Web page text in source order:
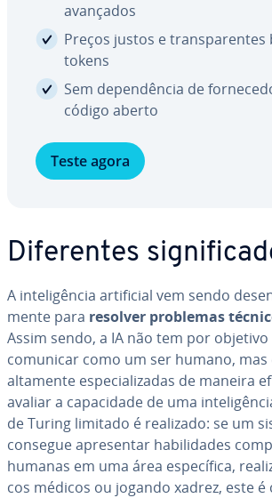
avançados
Preços justos e trans­pa­ren­tes
tokens
Sem de­pen­dên­cia de
código aberto
Teste agora
Di­fe­ren­tes
A in­te­li­gên­cia ar­ti­fi­cial vem sendo
mente para resolver problemas
Assim sendo, a IA não tem por
comunicar como um ser humano,
altamente es­pe­ci­a­li­za­das de maneira
avaliar a ca­pa­ci­dade de uma
de Turing limitado é realizado: se um
consegue apre­sen­tar ha­bi­li­da­des
humanas em uma área es­pe­cí­fica,
cos médicos ou jogando xadrez, este